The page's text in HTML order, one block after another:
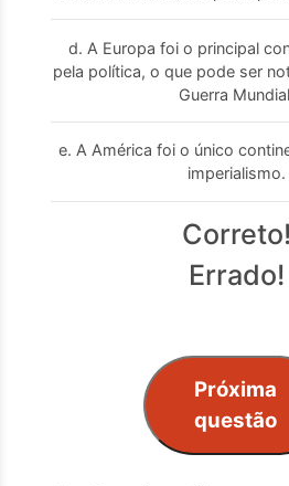
d. A Europa foi o principal
pela política, o que pode ser
Guerra
e. A América foi o único
imperialismo.
Correto!
Errado!
Próxima
questão